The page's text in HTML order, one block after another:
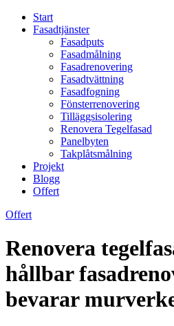
Start
Fasadtjänster
Fasadputs
Fasadmålning
Fasadrenovering
Fasadtvättning
Fasadfogning
Fönsterrenovering
Tilläggsisolering
Renovera Tegelfasad
Panelbyten
Takplåtsmålning
Projekt
Blogg
Offert
Offert
Renovera
hållbar
bevarar